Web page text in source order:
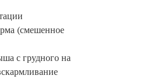
(смешенное
с грудного на